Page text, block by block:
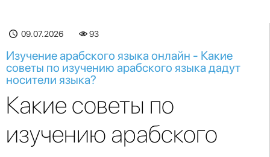
09.07.2026 93
Изучение арабского языка онлайн - Какие
советы по изучению арабского языка дадут
носители языка?
Какие советы по
изучению арабского